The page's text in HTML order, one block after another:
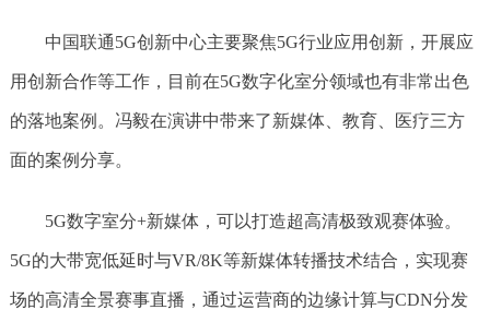
中国联通5G创新中心主要聚焦5G行业应用创新，开展应
用创新合作等工作，目前在5G数字化室分领域也有非常出色
的落地案例。冯毅在演讲中带来了新媒体、教育、医疗三方
面的案例分享。
5G数字室分+新媒体，可以打造超高清极致观赛体验。
5G的大带宽低延时与VR/8K等新媒体转播技术结合，实现赛
场的高清全景赛事直播，通过运营商的边缘计算与CDN分发